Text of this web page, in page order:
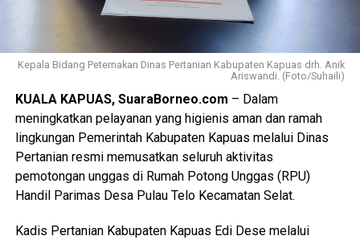
Kepala Bidang Peternakan Dinas Pertanian Kabupaten Kapuas drh. Anik
Ariswandi. (Foto/Suhaili)
KUALA KAPUAS, SuaraBorneo.com – Dalam
meningkatkan pelayanan yang higienis aman dan ramah
lingkungan Pemerintah Kabupaten Kapuas melalui Dinas
Pertanian resmi memusatkan seluruh aktivitas
pemotongan unggas di Rumah Potong Unggas (RPU)
Handil Parimas Desa Pulau Telo Kecamatan Selat.
Kadis Pertanian Kabupaten Kapuas Edi Dese melalui